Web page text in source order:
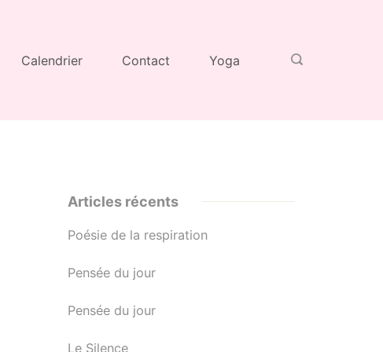
Calendrier Contact Yoga
Articles récents
Poésie de la respiration
Pensée du jour
Pensée du jour
Le Silence